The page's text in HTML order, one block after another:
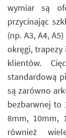
wymiar są
przycinając
(np. A3, A4,
okręgi,
klientów.
standardową
są zarówno
bezbarwnej to
8mm, 10mm,
również